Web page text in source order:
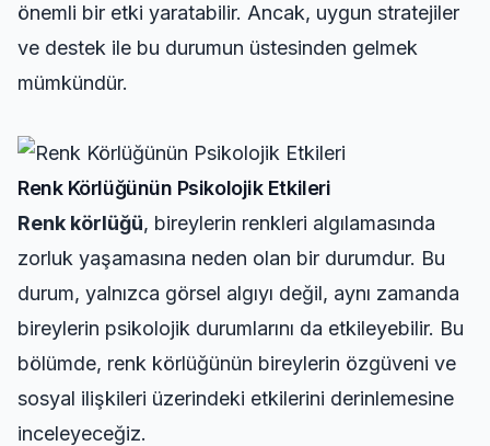
önemli bir etki yaratabilir. Ancak, uygun stratejiler
ve destek ile bu durumun üstesinden gelmek
mümkündür.
Renk Körlüğünün Psikolojik Etkileri
Renk körlüğü, bireylerin renkleri algılamasında
zorluk yaşamasına neden olan bir durumdur. Bu
durum, yalnızca görsel algıyı değil, aynı zamanda
bireylerin psikolojik durumlarını da etkileyebilir. Bu
bölümde, renk körlüğünün bireylerin özgüveni ve
sosyal ilişkileri üzerindeki etkilerini derinlemesine
inceleyeceğiz.